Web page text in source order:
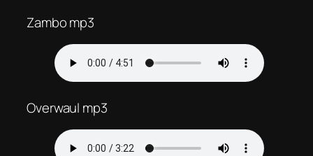
Zambo mp3
Overwaul mp3